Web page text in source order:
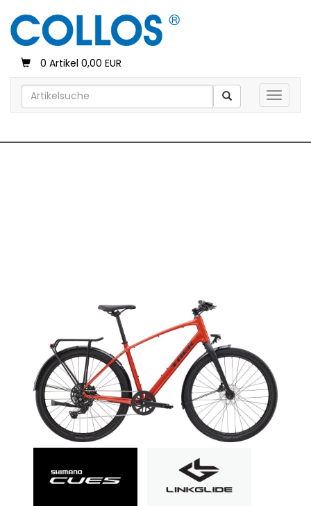
0 Artikel 0,00 EUR
Toggle